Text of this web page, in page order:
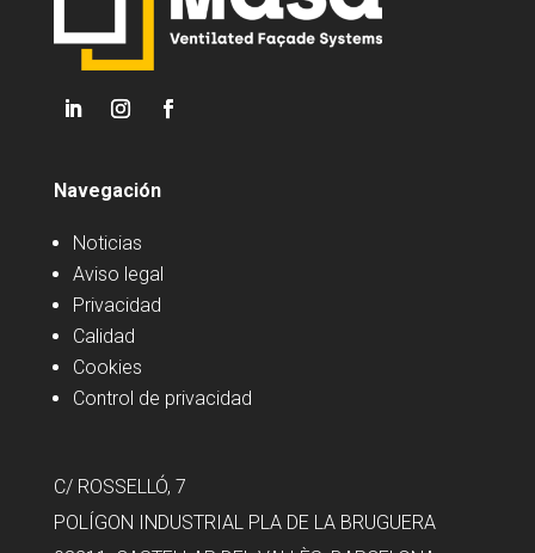
Navegación
Noticias
Aviso legal
Privacidad
Calidad
Cookies
Control de privacidad
C/ ROSSELLÓ, 7
POLÍGON INDUSTRIAL PLA DE LA BRUGUERA